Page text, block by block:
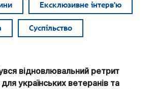
Ексклюзивне інтерв'ю
Суспільство
відновлювальний ретрит
українських ветеранів та